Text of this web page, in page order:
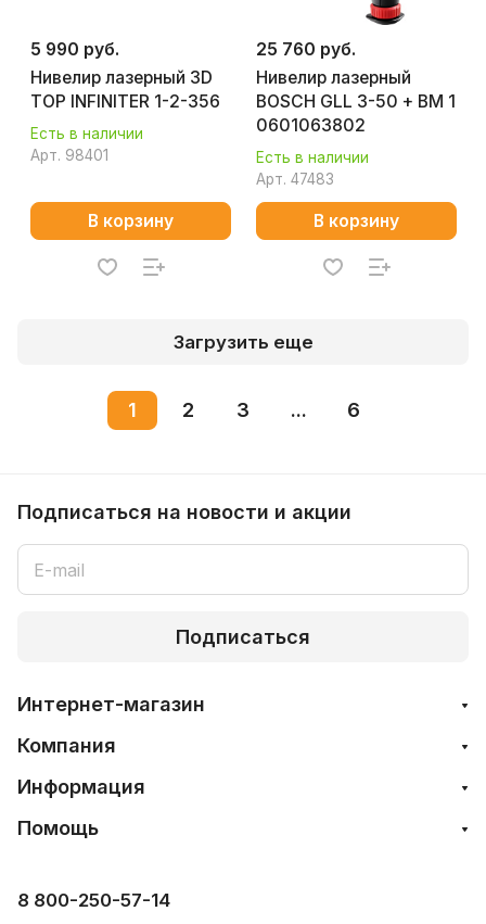
5 990 руб.
Нивелир лазерный 3D
TOP INFINITER 1-2-356
Есть в наличии
Арт. 98401
В корзину
25 760 руб.
Нивелир лазерный
BOSCH GLL 3-50 + BM 1
0601063802
Есть в наличии
Арт. 47483
В корзину
Загрузить еще
1 2 3 ... 6
Подписаться на новости и акции
Подписаться
Интернет-магазин
Компания
Информация
Помощь
8 800-250-57-14